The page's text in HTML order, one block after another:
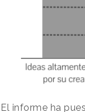
El informe ha